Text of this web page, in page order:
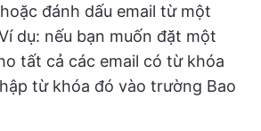
đánh dấu email từ một
dụ: nếu bạn muốn đặt một
tất cả các email có từ khóa
từ khóa đó vào trường Bao